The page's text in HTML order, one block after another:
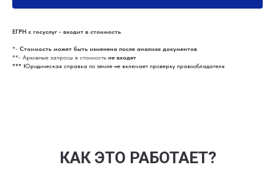
ЕГРН с госуслуг - входит в стоимость
*- Стоимость может быть изменена после анализа документов
**- Архивные запросы в стоимость не входят
*** Юридическая справка по земле не включает проверку правообладателя
КАК ЭТО РАБОТАЕТ?